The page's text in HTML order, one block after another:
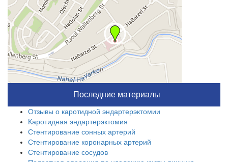
Последние материалы
Отзывы о каротидной эндартерэктомии
Каротидная эндартерэктомия
Стентирование сонных артерий
Стентирование коронарных артерий
Стентирование сосудов